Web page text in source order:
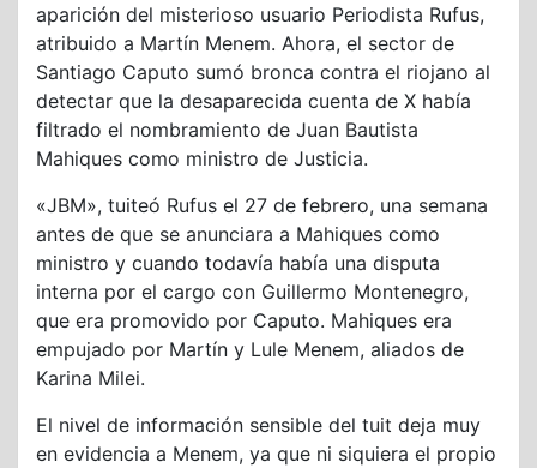
aparición del misterioso usuario Periodista Rufus,
atribuido a Martín Menem. Ahora, el sector de
Santiago Caputo sumó bronca contra el riojano al
detectar que la desaparecida cuenta de X había
filtrado el nombramiento de Juan Bautista
Mahiques como ministro de Justicia.
«JBM», tuiteó Rufus el 27 de febrero, una semana
antes de que se anunciara a Mahiques como
ministro y cuando todavía había una disputa
interna por el cargo con Guillermo Montenegro,
que era promovido por Caputo. Mahiques era
empujado por Martín y Lule Menem, aliados de
Karina Milei.
El nivel de información sensible del tuit deja muy
en evidencia a Menem, ya que ni siquiera el propio